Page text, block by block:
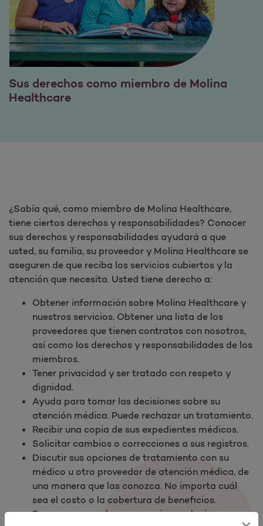
Sus derechos como miembro de Molina
Healthcare
¿Sabía qué, como miembro de Molina Healthcare,
tiene ciertos derechos y responsabilidades? Conocer
sus derechos y responsabilidades ayudará a que
usted, su familia, su proveedor y Molina Healthcare se
aseguren de que reciba los servicios cubiertos y la
atención que necesita. Usted tiene derecho a:​
Obtener información sobre Molina Healthcare y
nuestros servicios. Obtener una lista de los
proveedores que tienen contratos con nosotros,
así como los derechos y responsabilidades de los
miembros.
Tener privacidad y ser tratado con respeto y
dignidad.
Ayuda para tomar las decisiones sobre su
atención médica. Puede rechazar un tratamiento.
Recibir una copia de sus expedientes médicos.
Solicitar cambios o correcciones a sus registros.
Discutir sus opciones de tratamiento con su
médico u otro proveedor de atención médica, de
una manera que las conozca. No importa cuál
sea el costo o la cobertura de beneficios.
Expresar sus reclamos o enviar apelaciones